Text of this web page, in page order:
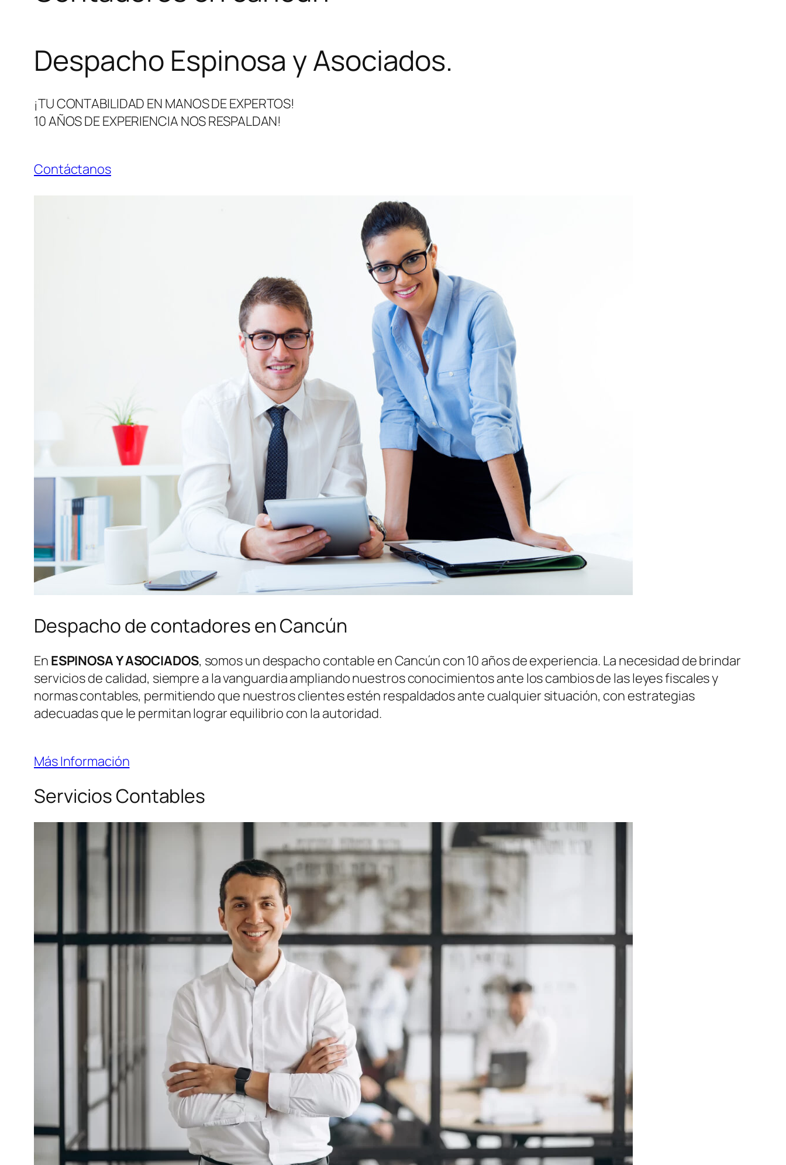
Despacho Espinosa y Asociados.
¡TU CONTABILIDAD EN MANOS DE EXPERTOS!
10 AÑOS DE EXPERIENCIA NOS RESPALDAN!
Contáctanos
Despacho de contadores en Cancún
En ESPINOSA Y ASOCIADOS, somos un despacho contable en Cancún con 10 años de experiencia. La necesidad de brindar
servicios de calidad, siempre a la vanguardia ampliando nuestros conocimientos ante los cambios de las leyes fiscales y
normas contables, permitiendo que nuestros clientes estén respaldados ante cualquier situación, con estrategias
adecuadas que le permitan lograr equilibrio con la autoridad.
Más Información
Servicios Contables